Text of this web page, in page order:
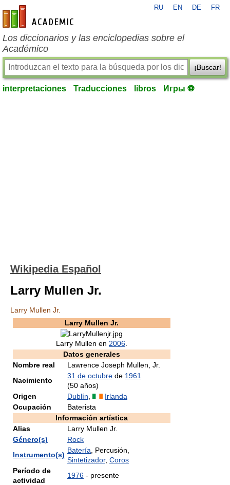
es-academic.com
RU EN DE FR
Los diccionarios y las enciclopedias sobre el
Académico
¡Buscar!
interpretaciones Traducciones libros Игры ⚽
Wikipedia Español
Larry Mullen Jr.
Larry Mullen Jr.
Larry Mullen Jr.
Larry Mullen en 2006
Datos generales
Nombre real
Lawrence Joseph Mullen, Jr.
Nacimiento
31 de octubre de 1961
(50 años)
Origen
Dublín
Irlanda
Ocupación
Baterista
Información artística
Alias
Larry Mullen Jr.
Género(s)
Rock
Instrumento(s)
Batería , Percusión,
Sintetizador, Coros
Período de
actividad
1976 - presente